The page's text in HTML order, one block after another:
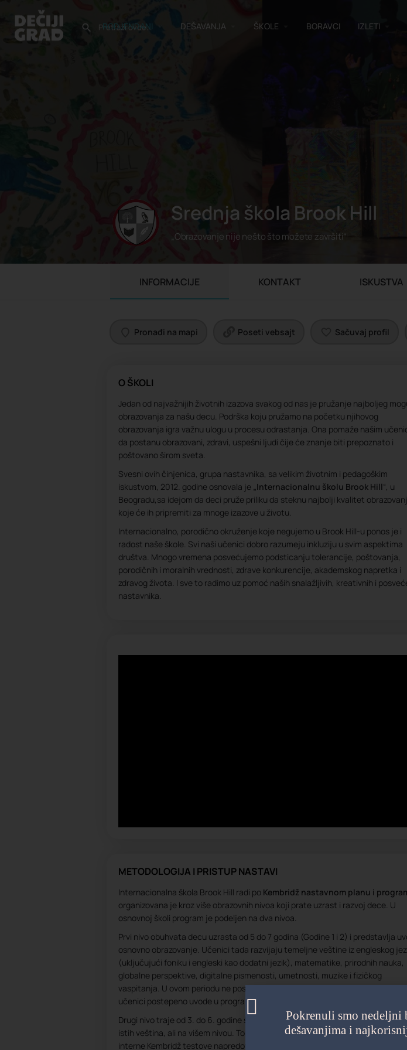
RODJENDANI DEŠAVANJA ŠKOLE BORAVCI IZLETI
Srednja škola Brook Hill
„Obrazovanje nije nešto što možete završiti“
INFORMACIJE KONTAKT ISKUSTVA
Pronađi na mapi Poseti vebsajt Sačuvaj profil
O ŠKOLI
Jedan od najvažnijih životnih izazova svakog od nas je pružanje najboljeg
obrazovanja za našu decu. Podrška koju pružamo na početku njihovog
obrazovanja igra važnu ulogu u procesu odrastanja. Ona pomaže našim
da postanu obrazovani, zdravi, uspešni ljudi čije će znanje biti prepoznato i
poštovano širom sveta.
Svesni ovih činjenica, grupa nastavnika, sa velikim životnim i pedagoškim
iskustvom, 2012. godine osnovala je „Internacionalnu školu Brook Hill“, u
Beogradu,sa idejom da deci pruže priliku da steknu najbolji kvalitet
koje će ih pripremiti za mnoge izazove u životu.
Internacionalno, porodično okruženje koje negujemo u Brook Hill-u ponos je i
radost naše škole. Svi naši učenici dobro razumeju inkluziju u svim aspektima
društva. Mnogo vremena posvećujemo podsticanju tolerancije, poštovanja,
porodičnih i moralnih vrednosti, zdrave konkurencije, akademskog napretka i
zdravog života. I sve to radimo uz pomoć naših snalažljivih, kreativnih i
nastavnika.
METODOLOGIJA I PRISTUP NASTAVI
Internacionalna škola Brook Hill radi po Kembridž nastavnom planu i
organizovana je kroz više obrazovnih nivoa koji prate uzrast i razvoj dece. U
osnovnoj školi program je podeljen na dva nivoa.
Prvi nivo obuhvata decu uzrasta od 5 do 7 godina (Godine 1 i 2) i predstavlja
osnovno obrazovanje. Učenici tada razvijaju temeljne veštine iz engleskog
(uključujući foniku i engleski kao dodatni jezik), matematike, prirodnih nauka,
globalne perspektive, digitalne pismenosti, umetnosti, muzike i fizičkog
vaspitanja. U ovom periodu ne postoje zvanična Kembridž testiranja, već se
učenici postepeno uvode u program i pripremaju za naredni nivo.
Drugi nivo traje od 3. do 6. godine školovanja i podrazumeva nastavak
istih veština, ali na višem nivou. Tokom svake godine učenici se ocenjuju kroz
interne Kembridž testove napredovanja, dok se na kraju šestog razreda polažu
Pokrenuli smo nedeljni
dešavanjima i